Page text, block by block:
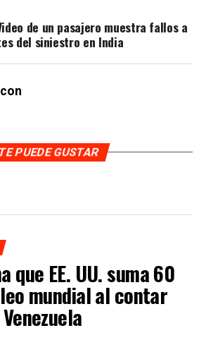
de un pasajero muestra fallos a
del siniestro en India
TE PUEDE GUSTAR
que EE. UU. suma 60
mundial al contar